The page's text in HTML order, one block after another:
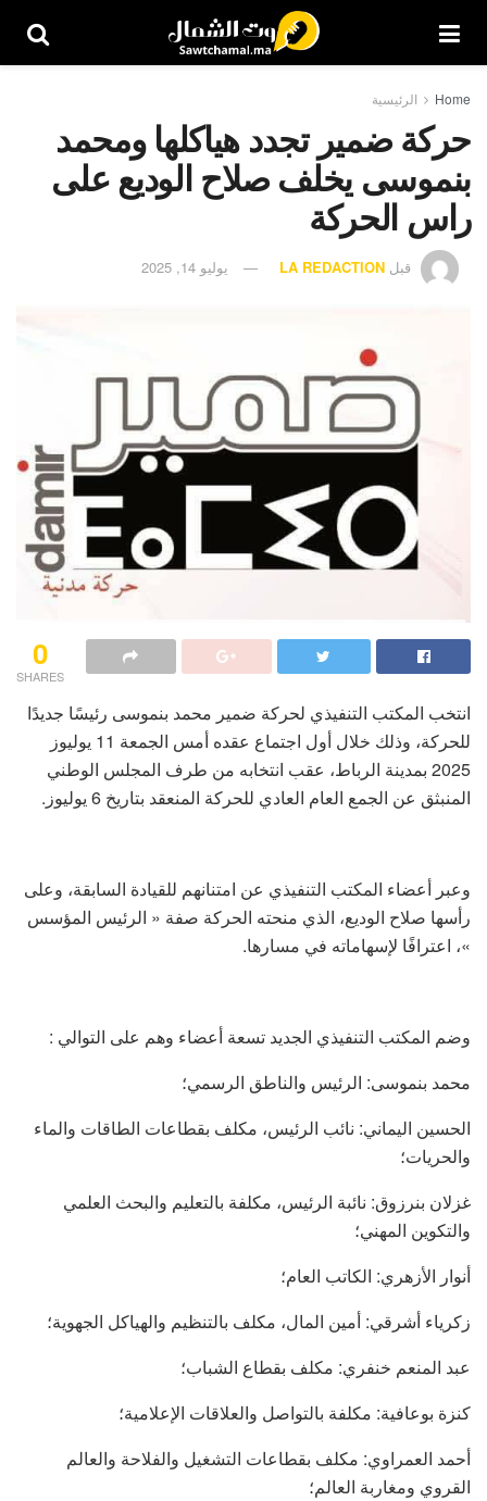
Home الرئيسية
حركة ضمير تجدد هياكلها ومحمد
بنموسى يخلف صلاح الوديع على
راس الحركة
قبل LA REDACTION يوليو 14, 2025
0
SHARES
انتخب المكتب التنفيذي لحركة ضمير محمد بنموسى رئيسًا جديدًا
للحركة، وذلك خلال أول اجتماع عقده أمس الجمعة 11 يوليوز
2025 بمدينة الرباط، عقب انتخابه من طرف المجلس الوطني
المنبثق عن الجمع العام العادي للحركة المنعقد بتاريخ 6 يوليوز.
وعبر أعضاء المكتب التنفيذي عن امتنانهم للقيادة السابقة، وعلى
رأسها صلاح الوديع، الذي منحته الحركة صفة « الرئيس المؤسس
»، اعترافًا لإسهاماته في مسارها.
وضم المكتب التنفيذي الجديد تسعة أعضاء وهم على التوالي :
محمد بنموسى: الرئيس والناطق الرسمي؛
الحسين اليماني: نائب الرئيس، مكلف بقطاعات الطاقات والماء
والحريات؛
غزلان بنرزوق: نائبة الرئيس، مكلفة بالتعليم والبحث العلمي
والتكوين المهني؛
أنوار الأزهري: الكاتب العام؛
زكرياء أشرقي: أمين المال، مكلف بالتنظيم والهياكل الجهوية؛
عبد المنعم خنفري: مكلف بقطاع الشباب؛
كنزة بوعافية: مكلفة بالتواصل والعلاقات الإعلامية؛
أحمد العمراوي: مكلف بقطاعات التشغيل والفلاحة والعالم
القروي ومغاربة العالم؛